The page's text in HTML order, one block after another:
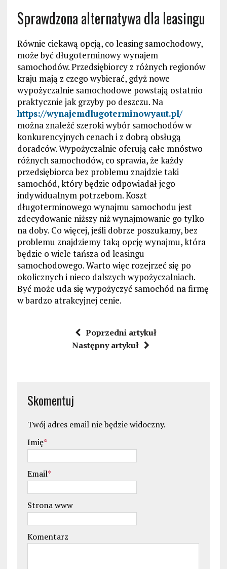
Sprawdzona alternatywa dla leasingu
Równie ciekawą opcją, co leasing samochodowy,
może być długoterminowy wynajem
samochodów. Przedsiębiorcy z różnych regionów
kraju mają z czego wybierać, gdyż nowe
wypożyczalnie samochodowe powstają ostatnio
praktycznie jak grzyby po deszczu. Na
https://wynajemdlugoterminowyaut.pl/
można znaleźć szeroki wybór samochodów w
konkurencyjnych cenach i z dobrą obsługą
doradców. Wypożyczalnie oferują całe mnóstwo
różnych samochodów, co sprawia, że każdy
przedsiębiorca bez problemu znajdzie taki
samochód, który będzie odpowiadał jego
indywidualnym potrzebom. Koszt
długoterminowego wynajmu samochodu jest
zdecydowanie niższy niż wynajmowanie go tylko
na doby. Co więcej, jeśli dobrze poszukamy, bez
problemu znajdziemy taką opcję wynajmu, która
będzie o wiele tańsza od leasingu
samochodowego. Warto więc rozejrzeć się po
okolicznych i nieco dalszych wypożyczalniach.
Być może uda się wypożyczyć samochód na firmę
w bardzo atrakcyjnej cenie.
Poprzedni artykuł
Następny artykuł
Skomentuj
Twój adres email nie będzie widoczny.
Imię*
Email*
Strona www
Komentarz